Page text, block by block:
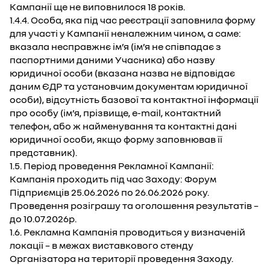
Кампанії ще не виповнилося 18 років.
1.4.4. Особа, яка під час реєстрації заповнила форму
для участі у Кампанії неналежним чином, а саме:
вказала несправжнє ім’я (ім’я не співпадає з
паспортними даними Учасника) або назву
юридичної особи (вказана назва не відповідає
даним ЄДР та установчим документам юридичної
особи), відсутність базової та контактної інформації
про особу (ім’я, прізвище, e-mail, контактний
телефон, або ж найменування та контактні дані
юридичної особи, якщо форму заповнював її
представник).
1.5. Період проведення Рекламної Кампанії:
Кампанія проходить під час Заходу: Форум
Підприємців 25.06.2026 по 26.06.2026 року.
Проведення розіграшу та оголошення результатів –
до 10.07.2026р.
1.6. Рекламна Кампанія проводиться у визначеній
локації – в межах виставкового стенду
Організатора на території проведення Заходу.